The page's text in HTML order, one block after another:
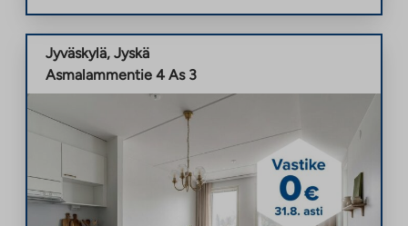
Jyväskylä, Jyskä
Asmalammentie 4 As 3